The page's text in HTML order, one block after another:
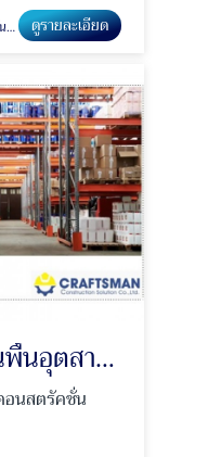
ง ดูรายละเอียด
ระบบงานพื้นอุตสาหกรรม
นสตรัคชั่น